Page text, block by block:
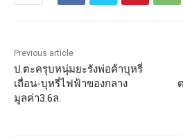
Previous article
ป.ตะครุบหนุ่มยะรังพ่อค้าบุหรี่
เถื่อน-บุหรี่ไฟฟ้าของกลาง
มูลค่า3.6ล.